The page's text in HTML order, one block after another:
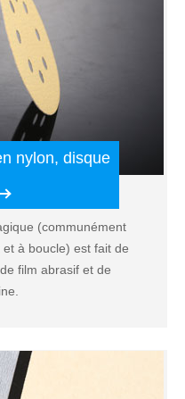
nylon, disque
(communément
à boucle) est fait de
film abrasif et de